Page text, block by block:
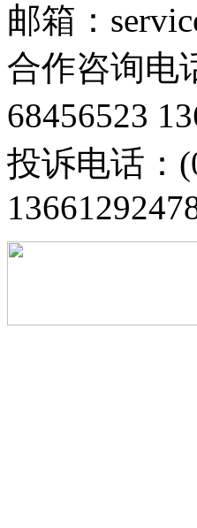
邮箱：
合作咨询电
68456523
投诉电话：